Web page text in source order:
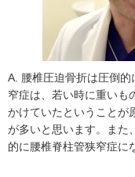
A. 腰椎圧迫骨折は圧倒
窄症は、若い時に重いも
かけていたということが
が多いと思います。また
的に腰椎脊柱管狭窄症に